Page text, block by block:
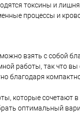
токсины и
процессы и
взять с собой
работы, так что
благодаря
которые сочетают
оптимальный